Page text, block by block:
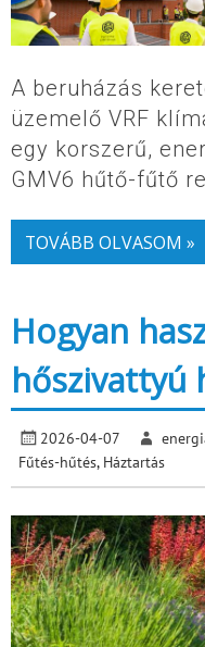
A beruházás
üzemelő VRF
egy korszerű,
GMV6 hűtő-fűtő
TOVÁBB OLVASOM »
Hogyan
hőszivattyú
2026-04-07
Fűtés-hűtés, Háztartás